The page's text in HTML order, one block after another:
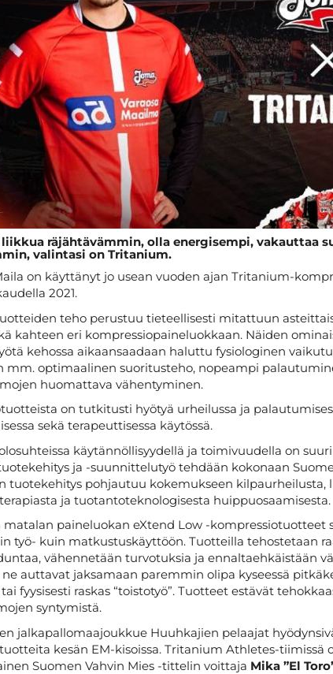
räjähtävämmin, olla energisempi, vakauttaa
valintasi on Tritanium.
on käyttänyt jo usean vuoden ajan Tritanium-
2021.
teho perustuu tieteellisesti mitattuun
kahteen eri kompressiopaineluokkaan. Näiden
kehossa aikaansaadaan haluttu fysiologinen
mm. optimaalinen suoritusteho, nopeampi
huomattava vähentyminen.
on tutkitusti hyötyä urheilussa ja
sekä terapeuttisessa käytössä.
käytännöllisyydellä ja toimivuudella on
ja -suunnittelutyö tehdään kokonaan
tuotekehitys pohjautuu kokemukseen kilpaurheilusta,
ja tuotantoteknologisesta huippuosaamisesta.
paineluokan eXtend Low -kompressiotuotteet
työ- kuin matkustuskäyttöön. Tuotteilla tehostetaan
vähennetään turvotuksia ja ennaltaehkäistään
auttavat jaksamaan paremmin olipa kyseessä
fyysisesti raskas “toistotyö”. Tuotteet estävät
syntymistä.
jalkapallomaajoukkue Huuhkajien pelaajat
kesän EM-kisoissa. Tritanium Athletes-tiimissä
Suomen Vahvin Mies -tittelin voittaja Mika ”El